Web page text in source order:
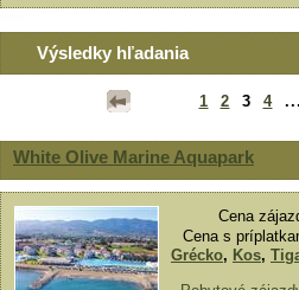
Výsledky hľadania
1 2 3 4
White Olive Marine Aquapark
Cena
Cena s
Grécko, Kos,